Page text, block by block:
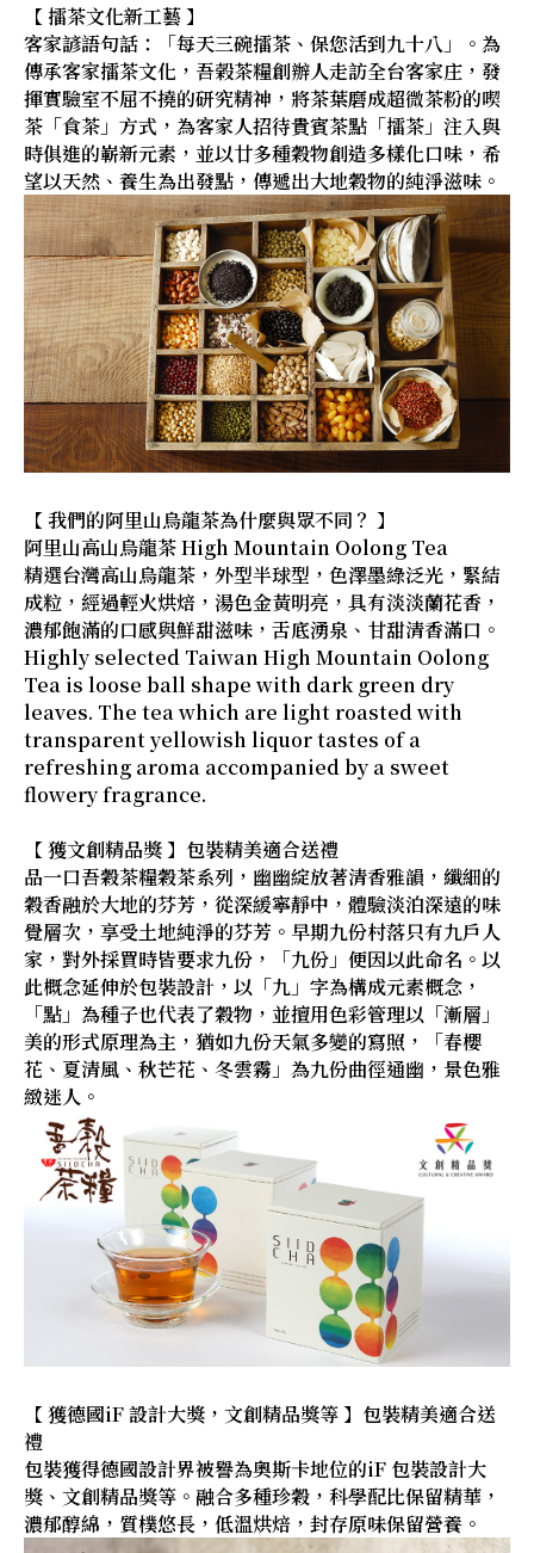
【 擂茶文化新工藝 】
客家諺語句話：「每天三碗擂茶、保您活到九十八」。為
傳承客家擂茶文化，吾榖茶糧創辦人走訪全台客家庄，發
揮實驗室不屈不撓的研究精神，將茶葉磨成超微茶粉的喫
茶「食茶」方式，為客家人招待貴賓茶點「擂茶」注入與
時俱進的嶄新元素，並以廿多種穀物創造多樣化口味，希
望以天然、養生為出發點，傳遞出大地穀物的純淨滋味。
【 我們的阿里山烏龍茶為什麼與眾不同？ 】
阿里山高山烏龍茶 High Mountain Oolong Tea
精選台灣高山烏龍茶，外型半球型，色澤墨綠泛光，緊結
成粒，經過輕火烘焙，湯色金黃明亮，具有淡淡蘭花香，
濃郁飽滿的口感與鮮甜滋味，舌底湧泉、甘甜清香滿口。
Highly selected Taiwan High Mountain Oolong
Tea is loose ball shape with dark green dry
leaves. The tea which are light roasted with
transparent yellowish liquor tastes of a
refreshing aroma accompanied by a sweet
flowery fragrance.
【 獲文創精品獎 】包裝精美適合送禮
品一口吾穀茶糧穀茶系列，幽幽綻放著清香雅韻，纖細的
穀香融於大地的芬芳，從深緩寧靜中，體驗淡泊深遠的味
覺層次，享受土地純淨的芬芳。早期九份村落只有九戶人
家，對外採買時皆要求九份，「九份」便因以此命名。以
此概念延伸於包裝設計，以「九」字為構成元素概念，
「點」為種子也代表了穀物，並擅用色彩管理以「漸層」
美的形式原理為主，猶如九份天氣多變的寫照，「春櫻
花、夏清風、秋芒花、冬雲霧」為九份曲徑通幽，景色雅
緻迷人。
【 獲德國iF 設計大獎，文創精品獎等 】包裝精美適合送
禮
包裝獲得德國設計界被譽為奧斯卡地位的iF 包裝設計大
獎、文創精品獎等。融合多種珍穀，科學配比保留精華，
濃郁醇綿，質樸悠長，低溫烘焙，封存原味保留營養。